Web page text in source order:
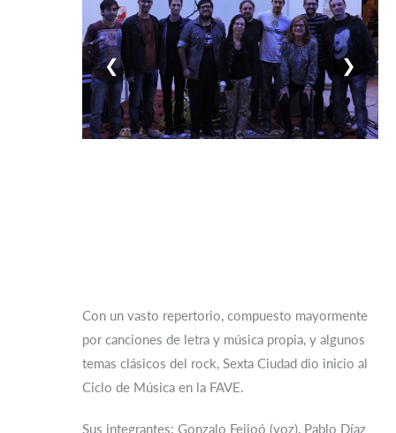
❮ ❯
Con un vasto repertorio, compuesto mayormente
por canciones de letra y música propia, y algunos
temas clásicos del rock, Sexta Ciudad dio inicio al
Ciclo de Música en la FAVE.
Sus integrantes: Gonzalo Feijoó (voz), Pablo Díaz